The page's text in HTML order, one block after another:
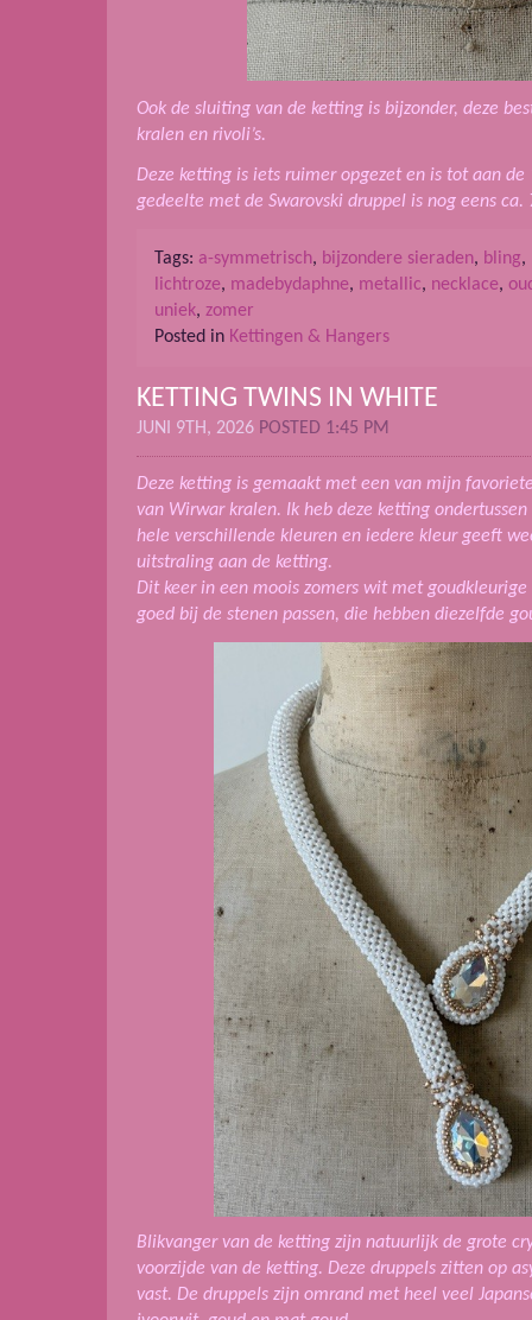
Ook de sluiting van de ketting is bijzonder, deze
kralen en rivoli’s.
Deze ketting is iets ruimer opgezet en is tot aan de
gedeelte met de Swarovski druppel is nog eens ca.
Tags: a-symmetrisch, bijzondere sieraden, bling,
lichtroze, madebydaphne, metallic, necklace,
uniek, zomer
Posted in Kettingen & Hangers
KETTING TWINS IN WHITE
JUNI 9TH, 2026 POSTED 1:45 PM
Deze ketting is gemaakt met een van mijn
van Wirwar kralen. Ik heb deze ketting
hele verschillende kleuren en iedere kleur geeft
uitstraling aan de ketting.
Dit keer in een moois zomers wit met
goed bij de stenen passen, die hebben diezelfde
Blikvanger van de ketting zijn natuurlijk de grote
voorzijde van de ketting. Deze druppels zitten op
vast. De druppels zijn omrand met heel veel